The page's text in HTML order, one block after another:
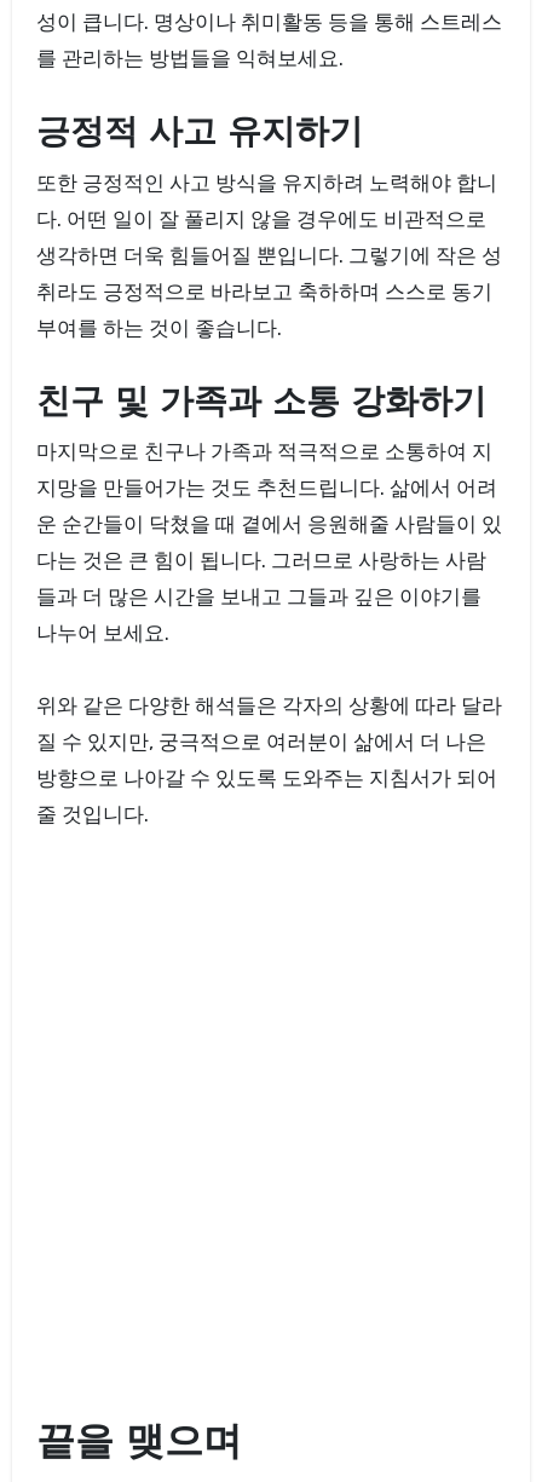
성이 큽니다. 명상이나 취미활동 등을 통해 스트레스
를 관리하는 방법들을 익혀보세요.
긍정적 사고 유지하기
또한 긍정적인 사고 방식을 유지하려 노력해야 합니
다. 어떤 일이 잘 풀리지 않을 경우에도 비관적으로
생각하면 더욱 힘들어질 뿐입니다. 그렇기에 작은 성
취라도 긍정적으로 바라보고 축하하며 스스로 동기
부여를 하는 것이 좋습니다.
친구 및 가족과 소통 강화하기
마지막으로 친구나 가족과 적극적으로 소통하여 지
지망을 만들어가는 것도 추천드립니다. 삶에서 어려
운 순간들이 닥쳤을 때 곁에서 응원해줄 사람들이 있
다는 것은 큰 힘이 됩니다. 그러므로 사랑하는 사람
들과 더 많은 시간을 보내고 그들과 깊은 이야기를
나누어 보세요.
위와 같은 다양한 해석들은 각자의 상황에 따라 달라
질 수 있지만, 궁극적으로 여러분이 삶에서 더 나은
방향으로 나아갈 수 있도록 도와주는 지침서가 되어
줄 것입니다.
끝을 맺으며